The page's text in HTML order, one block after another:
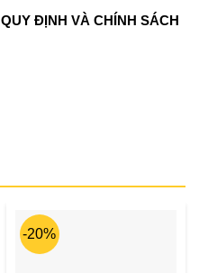
QUY ĐỊNH VÀ CHÍNH SÁCH
-20%